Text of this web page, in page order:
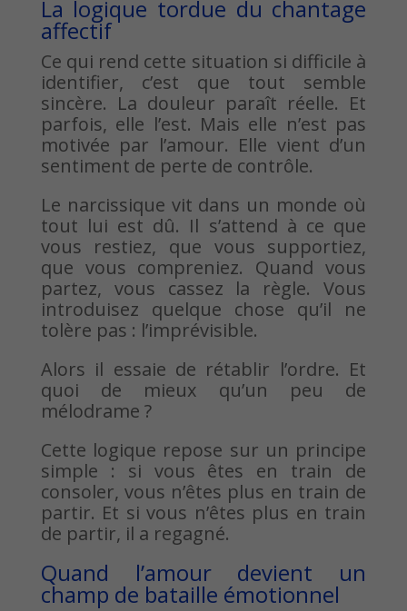
La logique tordue du chantage
affectif
Ce qui rend cette situation si difficile à
identifier, c’est que tout semble
sincère. La douleur paraît réelle. Et
parfois, elle l’est. Mais elle n’est pas
motivée par l’amour. Elle vient d’un
sentiment de perte de contrôle.
Le narcissique vit dans un monde où
tout lui est dû. Il s’attend à ce que
vous restiez, que vous supportiez,
que vous compreniez. Quand vous
partez, vous cassez la règle. Vous
introduisez quelque chose qu’il ne
tolère pas : l’imprévisible.
Alors il essaie de rétablir l’ordre. Et
quoi de mieux qu’un peu de
mélodrame ?
Cette logique repose sur un principe
simple : si vous êtes en train de
consoler, vous n’êtes plus en train de
partir. Et si vous n’êtes plus en train
de partir, il a regagné.
Quand l’amour devient un
champ de bataille émotionnel